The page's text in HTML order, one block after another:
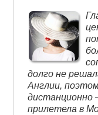
долго не
Англии,
дистанционно
прилетела в